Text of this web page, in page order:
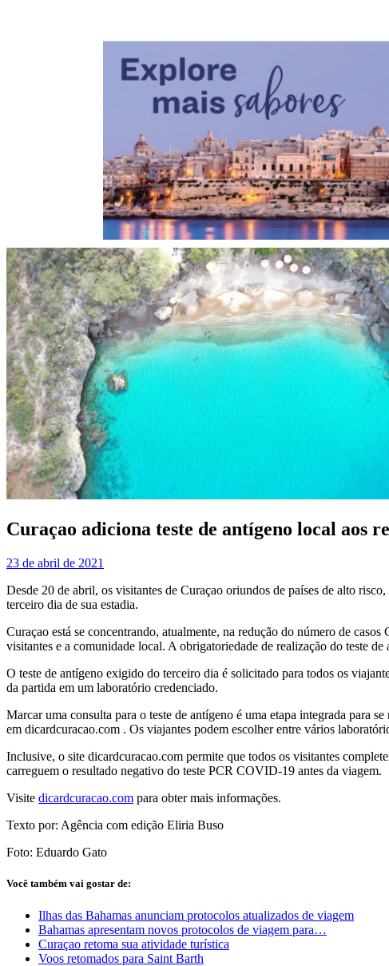
Curaçao adiciona teste de antígeno local aos
23 de abril de 2021
Desde 20 de abril, os visitantes de Curaçao oriundos de países de alto
terceiro dia de sua estadia.
Curaçao está se concentrando, atualmente, na redução do número de
visitantes e a comunidade local. A obrigatoriedade de realização do teste
O teste de antígeno exigido do terceiro dia é solicitado para todos os
da partida em um laboratório credenciado.
Marcar uma consulta para o teste de antígeno é uma etapa integrada para
em dicardcuracao.com . Os viajantes podem escolher entre vários
Inclusive, o site dicardcuracao.com permite que todos os visitantes
carreguem o resultado negativo do teste PCR COVID-19 antes da viagem.
Visite dicardcuracao.com para obter mais informações.
Texto por: Agência com edição Eliria Buso
Foto: Eduardo Gato
Você também vai gostar de:
Ilhas das Bahamas anunciam protocolos atualizados de viagem
Bahamas apresentam novos protocolos de viagem para…
Curaçao retoma sua atividade turística
Voos retomados para Saint Barth